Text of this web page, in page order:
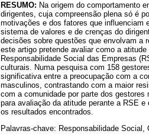
RESUMO: Na origem do comportamento
dirigentes, cuja compreensão plena só é
motivações e dos fatores que influenciam
sistema de valores e de crenças do
decisões sobre questões que envolvam a
este artigo pretende avaliar como a
Responsabilidade Social das Empresas
culturais. Numa pesquisa com 158
significativa entre a preocupação com a
masculinos, contrastando com a maior
com a comunidade por parte dos
para avaliação da atitude perante a RSE
os resultados encontrados.
Palavras-chave: Responsabilidade Social,